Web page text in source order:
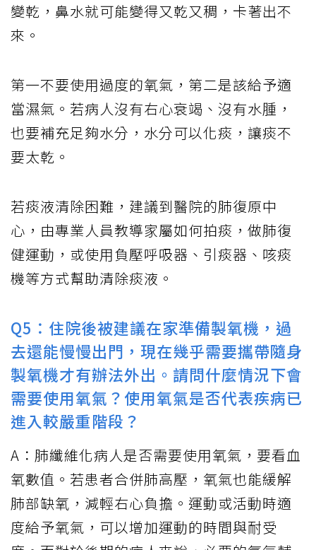
變乾，鼻水就可能變得又乾又稠，卡著出不
來。
第一不要使用過度的氧氣，第二是該給予適
當濕氣。若病人沒有右心衰竭、沒有水腫，
也要補充足夠水分，水分可以化痰，讓痰不
要太乾。
若痰液清除困難，建議到醫院的肺復原中
心，由專業人員教導家屬如何拍痰，做肺復
健運動，或使用負壓呼吸器、引痰器、咳痰
機等方式幫助清除痰液。
Q5：住院後被建議在家準備製氧機，過
去還能慢慢出門，現在幾乎需要攜帶隨身
製氧機才有辦法外出。請問什麼情況下會
需要使用氧氣？使用氧氣是否代表疾病已
進入較嚴重階段？
A：肺纖維化病人是否需要使用氧氣，要看血
氧數值。若患者合併肺高壓，氧氣也能緩解
肺部缺氧，減輕右心負擔。運動或活動時適
度給予氧氣，可以增加運動的時間與耐受